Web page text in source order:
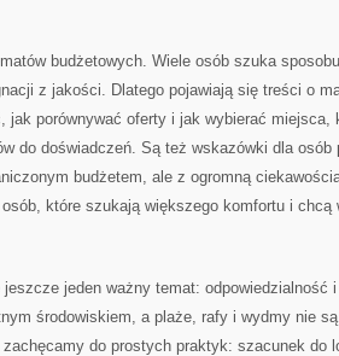
budżetowych. Wiele osób szuka
z jakości. Dlatego pojawiają się treści o
jak porównywać oferty i jak wybierać miejsca,
do doświadczeń. Są też wskazówki dla osób
budżetem, ale z ogromną
które szukają większego komfortu i chcą
jeden ważny temat: odpowiedzialność
środowiskiem, a plaże, rafy i wydmy nie
zachęcamy do prostych praktyk: szacunek do